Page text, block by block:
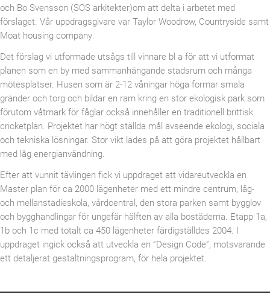
och Bo Svensson (SOS arkitekter)om att delta i arbetet med
förslaget. Vår uppdragsgivare var Taylor Woodrow, Countryside samt
Moat housing company.
Det förslag vi utformade utsågs till vinnare bl a för att vi utformat
planen som en by med sammanhängande stadsrum och många
mötesplatser. Husen som är 2-12 våningar höga formar smala
gränder och torg och bildar en ram kring en stor ekologisk park som
förutom våtmark för fåglar också innehåller en traditionell brittisk
cricketplan. Projektet har högt ställda mål avseende ekologi, sociala
och tekniska lösningar. Stor vikt lades på att göra projektet hållbart
med låg energianvändning.
Efter att vunnit tävlingen fick vi uppdraget att vidareutveckla en
Master plan för ca 2000 lägenheter med ett mindre centrum, låg-
och mellanstadieskola, vårdcentral, den stora parken samt bygglov
och bygghandlingar för ungefär hälften av alla bostäderna. Etapp 1a,
1b och 1c med totalt ca 450 lägenheter färdigställdes 2004. I
uppdraget ingick också att utveckla en ”Design Code”, motsvarande
ett detaljerat gestaltningsprogram, för hela projektet.